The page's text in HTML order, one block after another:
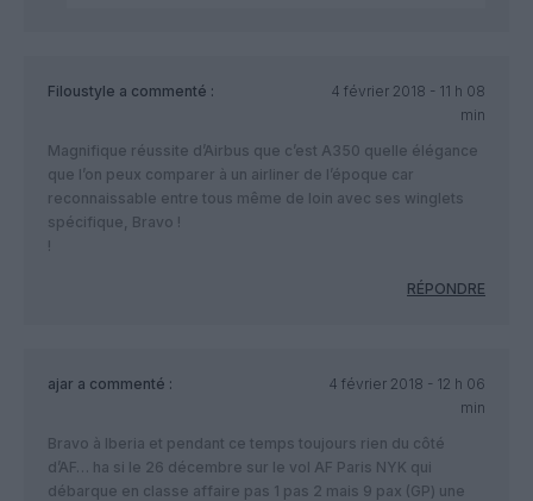
Filoustyle a commenté :
4 février 2018 - 11 h 08
min
Magnifique réussite d’Airbus que c’est A350 quelle élégance
que l’on peux comparer à un airliner de l’époque car
reconnaissable entre tous même de loin avec ses winglets
spécifique, Bravo !
!
RÉPONDRE
ajar a commenté :
4 février 2018 - 12 h 06
min
Bravo à Iberia et pendant ce temps toujours rien du côté
d’AF… ha si le 26 décembre sur le vol AF Paris NYK qui
débarque en classe affaire pas 1 pas 2 mais 9 pax (GP) une